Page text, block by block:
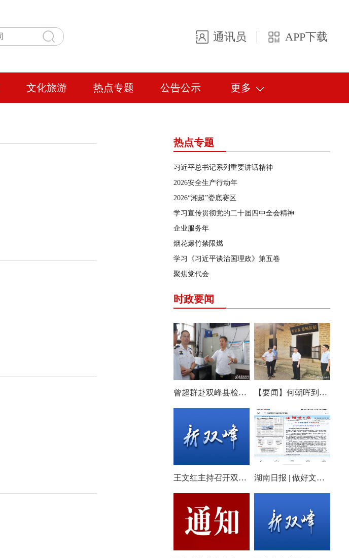
通讯员 APP下载
文化旅游 热点专题 公告公示 更多
热点专题
习近平总书记系列重要讲话精神
2026安全生产行动年
2026“湘超”娄底赛区
学习宣传贯彻党的二十届四中全会精神
企业服务年
烟花爆竹禁限燃
学习《习近平谈治国理政》第五卷
聚焦党代会
时政要闻
曾超群赴双峰县检查安全生产工作 【要闻】何朝晖到双峰县调研：优化布局补齐短板 推动文旅产业提质增效
王文红主持召开双峰县2026年第18次县委常委会会议 湖南日报 | 做好文旅产业的“花样文章”